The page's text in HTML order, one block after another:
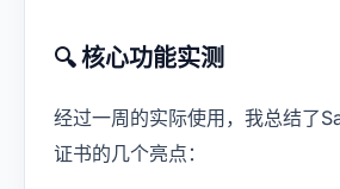
🔍 核心功能实测
经过一周的实际使用，我总结了
证书的几个亮点：